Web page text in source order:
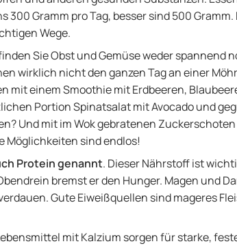
300 Gramm pro Tag, besser sind 500
Wege.
Sie Obst und Gemüse weder spannend
wirklich nicht den ganzen Tag an einer
mit einem Smoothie mit Erdbeeren,
Portion Spinatsalat mit Avocado und
Und mit im Wok gebratenen
Möglichkeiten sind endlos!
Protein genannt. Dieser Nährstoff ist
bremst er den Hunger. Magen und
Gute Eiweißquellen sind mageres
mit Kalzium sorgen für starke,